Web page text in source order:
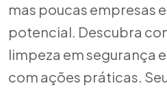
mas poucas empresas
potencial. Descubra
limpeza em segurança
com ações práticas.